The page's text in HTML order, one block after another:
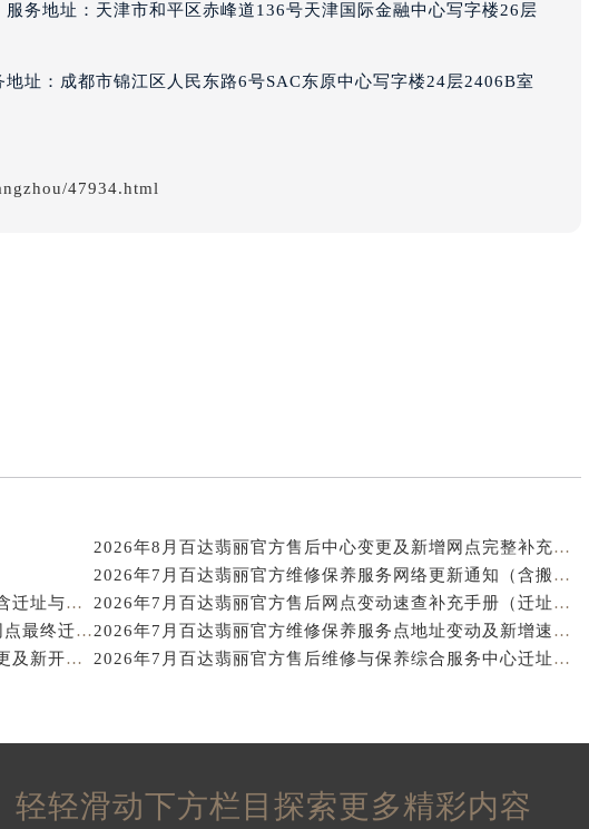
售后服务中心（需提前预约）
售后服务中心（需提前预约）
售后服务中心（需提前预约）
丽售后服务中心（需提前预约）
售后服务中心（需提前预约）
利名表维修授权店1楼百达翡丽售后服务中心（需提前预约）
广场W3座6层602室百达翡丽售后服务中心（需提前预约）
先天下百达翡丽售后服务中心（需提前预约）
街百达翡丽售后服务中心（需提前预约）
3号王府井百货名表维修百达翡丽售后服务中心（需提前预约）
达翡丽售后服务中心（需提前预约）
霍洛街百达翡丽售后服务中心（需提前预约）
央街百达翡丽售后服务中心（需提前预约）
市光明街与额尔敦路交叉口百达翡丽售后服务中心（需提前预约）
安大街百达翡丽售后服务中心（需提前预约）
服务地址：天津市和平区赤峰道136号天津国际金融中心写字楼26层
地址：成都市锦江区人民东路6号SAC东原中心写字楼24层2406B室
47934.html
2026年8月百达翡丽官方售后中心变更及新增网点完整补充公告
2026年7月百达翡丽官方维修保养服务网络更新通知（含搬迁新开）全文对外公开
2026年7月百达翡丽官方售后站点变更最终确认（含迁址与新建）
2026年7月百达翡丽官方售后网点变动速查补充手册（迁址及新增）
2026年7月百达翡丽官方售后中心（维修_保养）网点最终迁移及新设确认
2026年7月百达翡丽官方维修保养服务点地址变动及新增速查文本内容公示
2026年7月百达翡丽官方维修保养中心网点地址变更及新开清单正式发布文件公开
2026年7月百达翡丽官方售后维修与保养综合服务中心迁址补充确认终稿文件
轻轻滑动下方栏目探索更多精彩内容